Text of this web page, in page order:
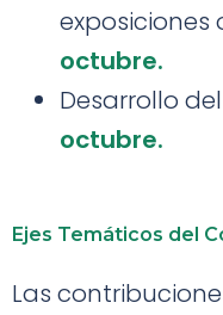
exposiciones
octubre.
Desarrollo
octubre.
Ejes Temáticos del
Las